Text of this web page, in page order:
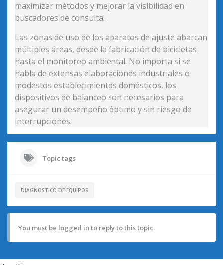
maximizar métodos y mejorar la visibilidad en
buscadores de consulta.
Las zonas de uso de los aparatos de ajuste abarcan
múltiples áreas, desde la fabricación de bicicletas
hasta el monitoreo ambiental. No importa si se
habla de extensas elaboraciones industriales o
modestos establecimientos domésticos, los
dispositivos de balanceo son necesarios para
asegurar un desempeño óptimo y sin riesgo de
interrupciones.
Topic tags
DIAGNOSTICO DE EQUIPOS
You must be logged in to reply to this topic.